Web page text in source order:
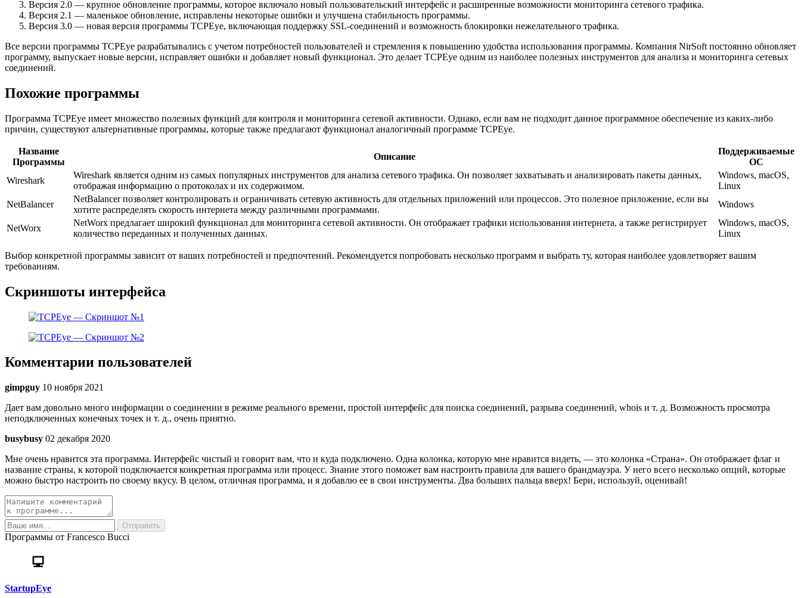
Версия 2.0 — крупное обновление программы, которое включало новый пользовательский интерфейс и расширенные возможности мониторинга сетевого трафика.
Версия 2.1 — маленькое обновление, исправлены некоторые ошибки и улучшена стабильность программы.
Версия 3.0 — новая версия программы TCPEye, включающая поддержку SSL-соединений и возможность блокировки нежелательного трафика.
Все версии программы TCPEye разрабатывались с учетом потребностей пользователей и стремления к повышению удобства использования программы. Компания NirSoft постоянно обновляет
программу, выпускает новые версии, исправляет ошибки и добавляет новый функционал. Это делает TCPEye одним из наиболее полезных инструментов для анализа и мониторинга сетевых
соединений.
Похожие программы
Программа TCPEye имеет множество полезных функций для контроля и мониторинга сетевой активности. Однако, если вам не подходит данное программное обеспечение из каких-либо
причин, существуют альтернативные программы, которые также предлагают функционал аналогичный программе TCPEye.
Название
Программы
Описание
Поддерживаемые
ОС
Wireshark
Wireshark является одним из самых популярных инструментов для анализа сетевого трафика. Он позволяет захватывать и анализировать пакеты данных,
отображая информацию о протоколах и их содержимом.
Windows, macOS,
Linux
NetBalancer
NetBalancer позволяет контролировать и ограничивать сетевую активность для отдельных приложений или процессов. Это полезное приложение, если вы
хотите распределять скорость интернета между различными программами.
Windows
NetWorx
NetWorx предлагает широкий функционал для мониторинга сетевой активности. Он отображает графики использования интернета, а также регистрирует
количество переданных и полученных данных.
Windows, macOS,
Linux
Выбор конкретной программы зависит от ваших потребностей и предпочтений. Рекомендуется попробовать несколько программ и выбрать ту, которая наиболее удовлетворяет вашим
требованиям.
Скриншоты интерфейса
Комментарии пользователей
gimpguy 10 ноября 2021
Дает вам довольно много информации о соединении в режиме реального времени, простой интерфейс для поиска соединений, разрыва соединений, whois и т. д. Возможность просмотра
неподключенных конечных точек и т. д., очень приятно.
busybusy 02 декабря 2020
Мне очень нравится эта программа. Интерфейс чистый и говорит вам, что и куда подключено. Одна колонка, которую мне нравится видеть, — это колонка «Страна». Он отображает флаг и
название страны, к которой подключается конкретная программа или процесс. Знание этого поможет вам настроить правила для вашего брандмауэра. У него всего несколько опций, которые
можно быстро настроить по своему вкусу. В целом, отличная программа, и я добавлю ее в свои инструменты. Два больших пальца вверх! Бери, используй, оценивай!
Программы от Francesco Bucci
StartupEye